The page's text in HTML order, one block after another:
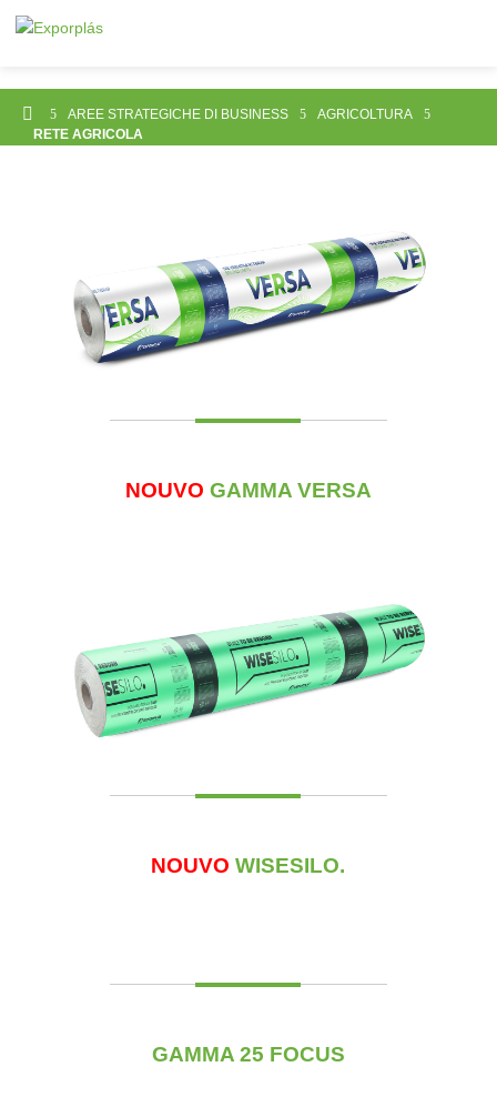
 5 AREE STRATEGICHE DI BUSINESS 5 AGRICOLTURA
5
RETE AGRICOLA
NOUVO GAMMA VERSA
NOUVO WISESILO.
GAMMA 25 FOCUS